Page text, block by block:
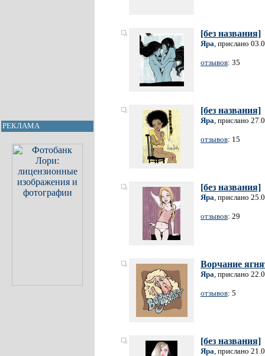
РЕКЛАМА
[без названия]
Яра, прислано
отзывов: 35
[без названия]
Яра, прислано
отзывов: 15
[без названия]
Яра, прислано
отзывов: 29
Ворчание
Яра, прислано
отзывов: 5
[без названия]
Яра, прислано